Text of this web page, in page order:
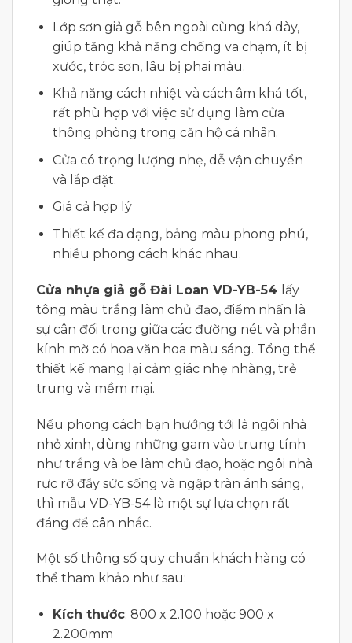
Lớp sơn giả gỗ bên ngoài cùng khá dày,
giúp tăng khả năng chống va chạm, ít bị
xước, tróc sơn, lâu bị phai màu.
Khả năng cách nhiệt và cách âm khá tốt,
rất phù hợp với việc sử dụng làm cửa
thông phòng trong căn hộ cá nhân.
Cửa có trọng lượng nhẹ, dễ vận chuyển
và lắp đặt.
Giá cả hợp lý
Thiết kế đa dạng, bảng màu phong phú,
nhiều phong cách khác nhau.
Cửa nhựa giả gỗ Đài Loan VD-YB-54 lấy
tông màu trắng làm chủ đạo, điểm nhấn là
sự cân đối trong giữa các đường nét và phần
kính mờ có hoa văn hoa màu sáng. Tổng thể
thiết kế mang lại cảm giác nhẹ nhàng, trẻ
trung và mềm mại.
Nếu phong cách bạn hướng tới là ngôi nhà
nhỏ xinh, dùng những gam vào trung tính
như trắng và be làm chủ đạo, hoặc ngôi nhà
rực rỡ đầy sức sống và ngập tràn ánh sáng,
thì mẫu VD-YB-54 là một sự lựa chọn rất
đáng để cân nhắc.
Một số thông số quy chuẩn khách hàng có
thể tham khảo như sau:
Kích thước: 800 x 2.100 hoặc 900 x
2.200mm